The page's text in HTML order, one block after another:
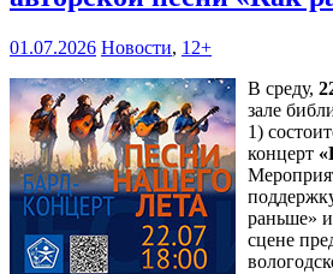
01.07.2026 Новости, 12+
В среду,
зале
1)
концерт
раньше»
сцене